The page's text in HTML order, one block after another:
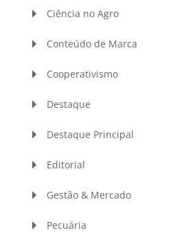
Ciência no Agro
Conteúdo de Marca
Cooperativismo
Destaque
Destaque Principal
Editorial
Gestão & Mercado
Pecuária